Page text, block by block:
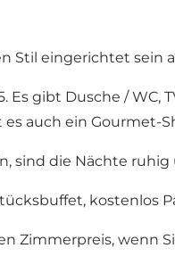
Stil eingerichtet sein
gibt Dusche / WC,
auch ein Gourmet-
sind die Nächte
kostenlos
Zimmerpreis, wenn